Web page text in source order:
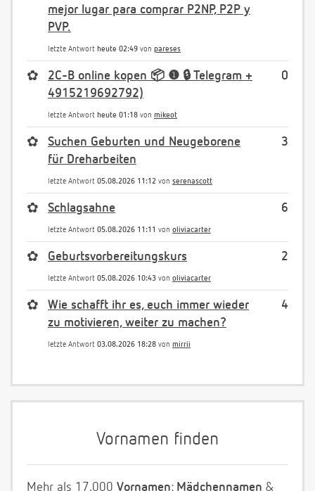
mejor lugar para comprar P2NP, P2P y
PVP.
letzte Antwort heute 02:49 von pareses
0
✿
2C-B online kopen 📦 ❶ 🔒 Telegram +
4915219692792)
letzte Antwort heute 01:18 von mikeot
3
✿
Suchen Geburten und Neugeborene
für Dreharbeiten
letzte Antwort 05.08.2026 11:12 von serenascott
6
✿ Schlagsahne
letzte Antwort 05.08.2026 11:11 von oliviacarter
2
✿ Geburtsvorbereitungskurs
letzte Antwort 05.08.2026 10:43 von oliviacarter
4
✿
Wie schafft ihr es, euch immer wieder
zu motivieren, weiter zu machen?
letzte Antwort 03.08.2026 18:28 von mirrii
Vornamen finden
Mehr als 17.000 Vornamen: Mädchennamen &